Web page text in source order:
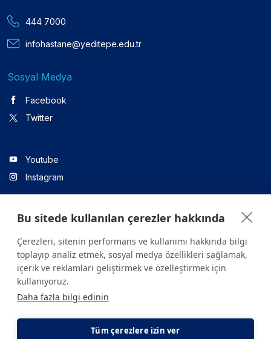
444 7000
infohastane@yeditepe.edu.tr
Sosyal Medya
Facebook
Twitter
Youtube
Instagram
Linkedin
Sitede yer alan tüm içerikler yalnızca bilgilendirme amaçlıdır.
Sağlığınızla ilgili sorularınız için mutlaka doktoruza ya da bir sağlık
kuruluşuna başvurunuz.
Bu sitede kullanılan çerezler hakkında
Çerezleri, sitenin performans ve kullanımı hakkında bilgi
toplayıp analiz etmek, sosyal medya özellikleri sağlamak,
içerik ve reklamları geliştirmek ve özelleştirmek için
kullanıyoruz.
Daha fazla bilgi edinin
Tüm çerezlere izin ver